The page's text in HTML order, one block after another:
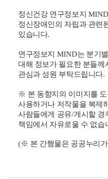
정신건강 연구정보지
정신장애인의 자립과 관련
있습니다.
연구정보지 MIND는 분기
대해 정보가 필요한 분들
관심과 성원 부탁드립니다.
※ 본 동향지의 이미지를
사용하거나 저작물을 복제
사람들에게 공유/게시할 경
책임에서 자유로울 수 없습
(※ 본 간행물은 공공누리